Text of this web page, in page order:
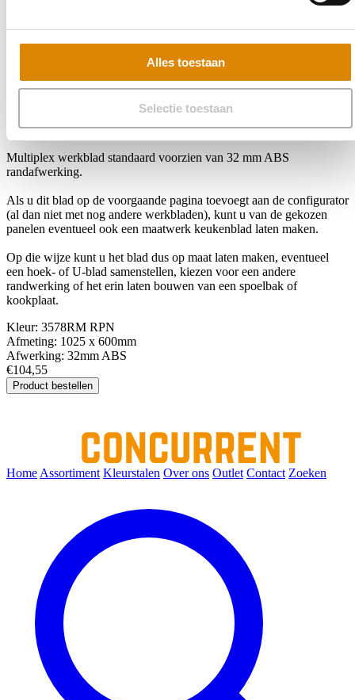
Alles toestaan
Selectie toestaan
3578RM RPN
Multiplex werkblad standaard voorzien van 32 mm ABS
randafwerking.
Als u dit blad op de voorgaande pagina toevoegt aan de configurator
(al dan niet met nog andere werkbladen), kunt u van de gekozen
panelen eventueel ook een maatwerk keukenblad laten maken.
Op die wijze kunt u het blad dus op maat laten maken, eventueel
een hoek- of U-blad samenstellen, kiezen voor een andere
randwerking of het erin laten bouwen van een spoelbak of
kookplaat.
Kleur: 3578RM RPN
Afmeting: 1025 x 600mm
Afwerking: 32mm ABS
€104,55
Product bestellen
Home Assortiment Kleurstalen Over ons Outlet Contact Zoeken